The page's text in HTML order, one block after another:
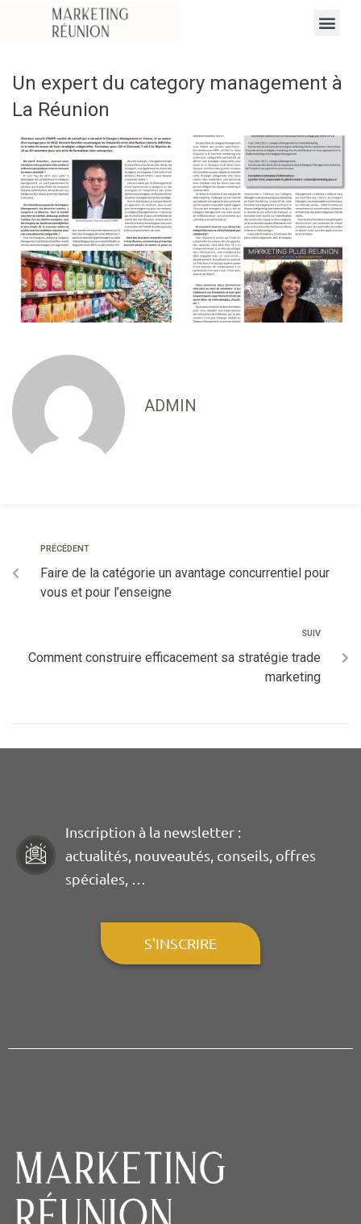
Un expert du category management à
La Réunion
ADMIN
PRÉCÉDENT
Faire de la catégorie un avantage concurrentiel pour
vous et pour l’enseigne
SUIV
Comment construire efficacement sa stratégie trade
marketing
Inscription à la newsletter :
actualités, nouveautés, conseils, offres
spéciales, …
S'INSCRIRE